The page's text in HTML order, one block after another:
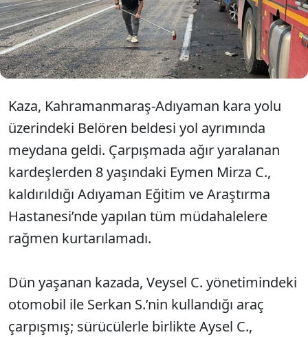
yitiren 8 yaşındaki çocuğun ardından 4’e
çıktı.
Kaza, Kahramanmaraş-Adıyaman kara yolu
üzerindeki Belören beldesi yol ayrımında
meydana geldi. Çarpışmada ağır yaralanan
kardeşlerden 8 yaşındaki Eymen Mirza C.,
kaldırıldığı Adıyaman Eğitim ve Araştırma
Hastanesi’nde yapılan tüm müdahalelere
rağmen kurtarılamadı.
Dün yaşanan kazada, Veysel C. yönetimindeki
otomobil ile Serkan S.’nin kullandığı araç
çarpışmış; sürücülerle birlikte Aysel C.,